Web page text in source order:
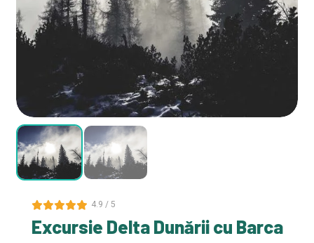
4.9 / 5
Excursie Delta Dunării cu Barca